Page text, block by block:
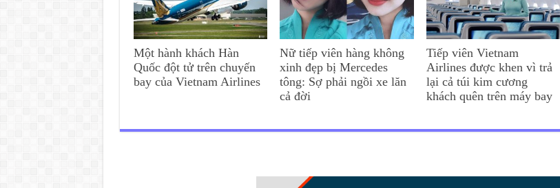
Một hành khách Hàn
Quốc đột tử trên chuyến
bay của Vietnam Airlines
Nữ tiếp viên hàng không
xinh đẹp bị Mercedes
tông: Sợ phải ngồi xe lăn
cả đời
Tiếp viên Vietnam
Airlines được khen vì trả
lại cả túi kim cương
khách quên trên máy bay